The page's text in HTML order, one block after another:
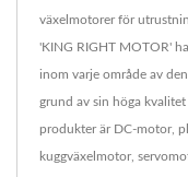
växelmotorer för
'KING RIGHT MOTOR'
inom varje område av
grund av sin höga
produkter är DC-motor,
kuggväxelmotor,